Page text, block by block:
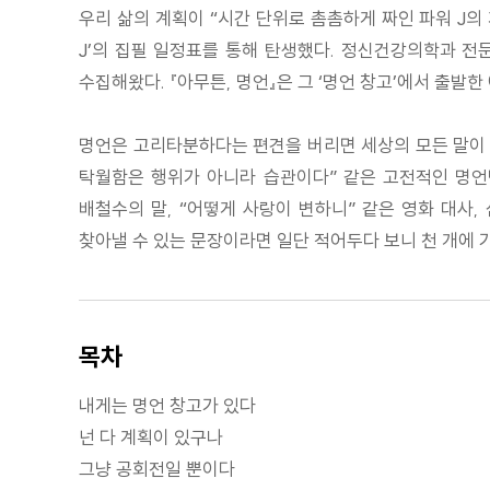
우리 삶의 계획이 “시간 단위로 촘촘하게 짜인 파워 J
J’의 집필 일정표를 통해 탄생했다. 정신건강의학과
수집해왔다. 『아무튼, 명언』은 그 ‘명언 창고’에서 출발
명언은 고리타분하다는 편견을 버리면 세상의 모든 말
탁월함은 행위가 아니라 습관이다” 같은 고전적인 명
배철수의 말, “어떻게 사랑이 변하니” 같은 영화 대사
찾아낼 수 있는 문장이라면 일단 적어두다 보니 천 개에
목차
내게는 명언 창고가 있다
넌 다 계획이 있구나
그냥 공회전일 뿐이다